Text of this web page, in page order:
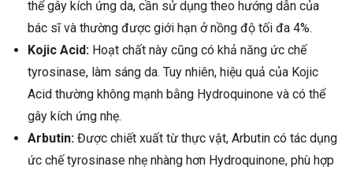
thể gây kích ứng da, cần sử dụng theo hướng dẫn của
bác sĩ và thường được giới hạn ở nồng độ tối đa 4%.
Kojic Acid: Hoạt chất này cũng có khả năng ức chế
tyrosinase, làm sáng da. Tuy nhiên, hiệu quả của Kojic
Acid thường không mạnh bằng Hydroquinone và có thể
gây kích ứng nhẹ.
Arbutin: Được chiết xuất từ thực vật, Arbutin có tác dụng
ức chế tyrosinase nhẹ nhàng hơn Hydroquinone, phù hợp